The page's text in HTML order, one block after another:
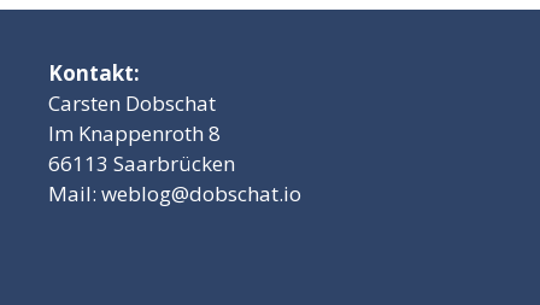
Kontakt:
Carsten Dobschat
Im Knappenroth 8
66113 Saarbrücken
Mail: weblog@dobschat.io